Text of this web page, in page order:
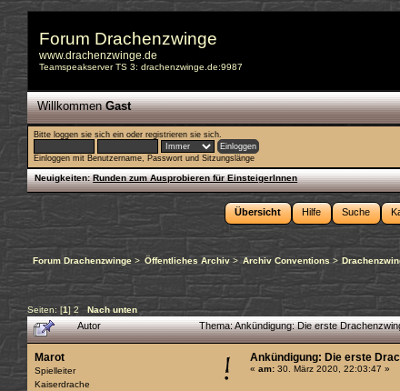
Forum Drachenzwinge
www.drachenzwinge.de
Teamspeakserver TS 3: drachenzwinge.de:9987
WillkommenGast
Bitte loggen sie sich ein oderregistrieren sie sich.
Einloggen mit Benutzername, Passwort und Sitzungslänge
Neuigkeiten: Runden zum Ausprobieren für EinsteigerInnen
Übersicht Hilfe Suche
Forum Drachenzwinge > Öffentliches Archiv> Archiv Conventions>
Seiten: [1] 2 Nach unten
Autor Thema: Ankündigung: Die erste
Marot
Spielleiter
Kaiserdrache
Ankündigung: Die erste
«am: 30. März 2020, 22:03:47 »